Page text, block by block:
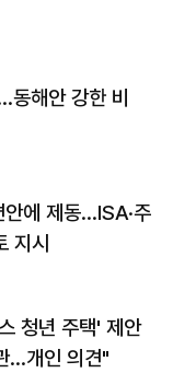
해안 강한 비
에 제동…ISA·주
지시
청년 주택' 제안
…개인 의견"